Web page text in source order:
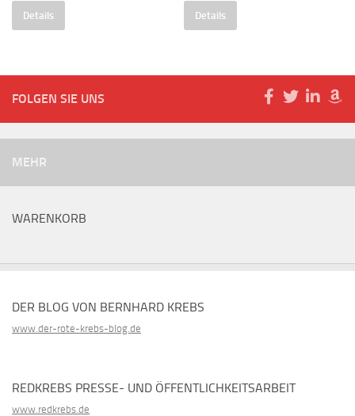
Details Details
FOLGEN SIE UNS
MEHR
WARENKORB
DER BLOG VON BERNHARD KREBS
www.der-rote-krebs-blog.de
REDKREBS PRESSE- UND ÖFFENTLICHKEITSARBEIT
www.redkrebs.de